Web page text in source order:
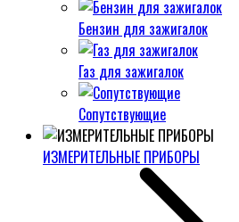
Бензин для зажигалок
Газ для зажигалок
Сопутствующие
ИЗМЕРИТЕЛЬНЫЕ ПРИБОРЫ